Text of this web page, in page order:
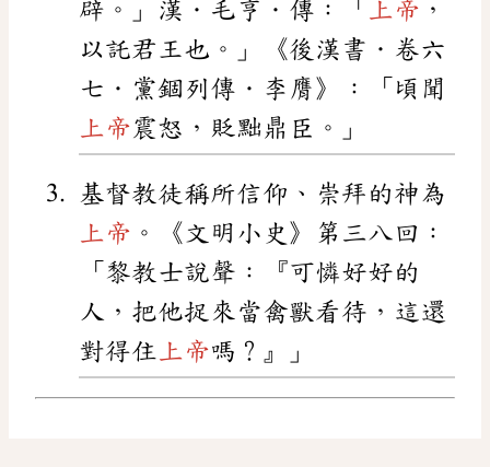
辟。」漢．毛亨．傳：「
上帝 ，
以託君王也。」《後漢書．卷六
七．黨錮列傳．李膺》：「頃聞
上帝震怒，貶黜鼎臣。」
基督教徒稱所信仰、崇拜的神為
上帝 。《文明小史》第三八回：
「黎教士說聲：『可憐好好的
人，把他捉來當禽獸看待，這還
對得住 上帝嗎？』」